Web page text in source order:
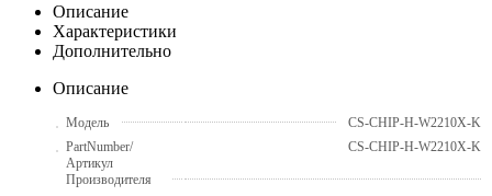
Описание
Характеристики
Дополнительно
Описание
Модель
CS-CHIP-H-W2210X-K
PartNumber/
Артикул
Производителя
CS-CHIP-H-W2210X-K